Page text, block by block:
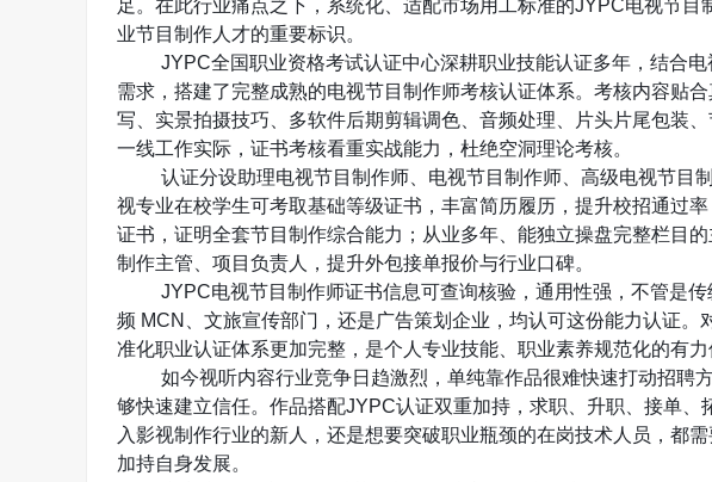
足。在此行业痛点之下，系统化、适配市场用工标准的JYPC电视节目
业节目制作人才的重要标识。
JYPC全国职业资格考试认证中心深耕职业技能认证多年，结合
需求，搭建了完整成熟的电视节目制作师考核认证体系。考核内容贴
写、实景拍摄技巧、多软件后期剪辑调色、音频处理、片头片尾包装
一线工作实际，证书考核看重实战能力，杜绝空洞理论考核。
认证分设助理电视节目制作师、电视节目制作师、高级电视节目
视专业在校学生可考取基础等级证书，丰富简历履历，提升校招通过
证书，证明全套节目制作综合能力；从业多年、能独立操盘完整栏目
制作主管、项目负责人，提升外包接单报价与行业口碑。
JYPC电视节目制作师证书信息可查询核验，通用性强，不管是
频 MCN 、文旅宣传部门，还是广告策划企业，均认可这份能力认证。
准化职业认证体系更加完整，是个人专业技能、职业素养规范化的有力
如今视听内容行业竞争日趋激烈，单纯靠作品很难快速打动招聘
够快速建立信任。作品搭配JYPC认证双重加持，求职、升职、接单、
入影视制作行业的新人，还是想要突破职业瓶颈的在岗技术人员，都
加持自身发展。